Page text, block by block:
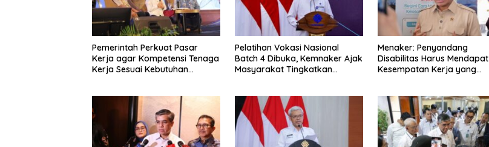
Pemerintah Perkuat Pasar
Kerja agar Kompetensi Tenaga
Kerja Sesuai Kebutuhan
Pelatihan Vokasi Nasional
Batch 4 Dibuka, Kemnaker Ajak
Masyarakat Tingkatkan
Menaker: Penyandang
Disabilitas Harus Mendapat
Kesempatan Kerja yang